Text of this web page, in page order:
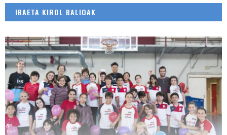
IBAETA KIROL BALIOAK